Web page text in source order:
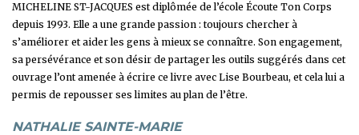
MICHELINE ST-JACQUES est diplômée de l’école Écoute Ton Corps
depuis 1993. Elle a une grande passion : toujours chercher à
s’améliorer et aider les gens à mieux se connaître. Son engagement,
sa persévérance et son désir de partager les outils suggérés dans cet
ouvrage l’ont amenée à écrire ce livre avec Lise Bourbeau, et cela lui a
permis de repousser ses limites au plan de l’être.
NATHALIE SAINTE-MARIE